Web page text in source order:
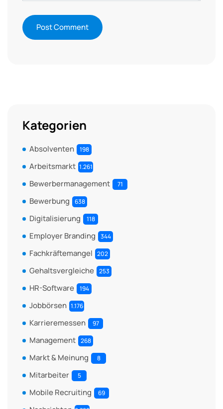
Kategorien
Absolventen 198
Arbeitsmarkt 1.261
Bewerbermanagement 71
Bewerbung 638
Digitalisierung 118
Employer Branding 344
Fachkräftemangel 202
Gehaltsvergleiche 253
HR-Software 194
Jobbörsen 1.176
Karrieremessen 97
Management 268
Markt & Meinung 8
Mitarbeiter 5
Mobile Recruiting 69